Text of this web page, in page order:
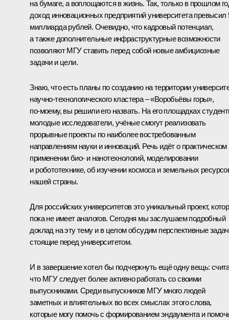
на бумаге, а воплощаются в жизнь. Так, только в прошлом
доход инновационных предприятий университета превысил
миллиарда рублей. Очевидно, что кадровый потенциал,
а также дополнительные инфраструктурные возможности
позволяют МГУ ставить перед собой новые амбициозные
задачи и цели.
Знаю, что есть планы по созданию на территории
научно-технологического кластера – «Воробьёвы горы»,
по‑моему, вы решили его назвать. На его площадках
молодые исследователи, учёные смогут реализовать
прорывные проекты по наиболее востребованным
направлениям науки и инноваций. Речь идёт о практическом
применении био- и нанотехнологий, моделировании
и робототехнике, об изучении космоса и земельных
нашей страны.
Для российских университетов это уникальный проект,
пока не имеет аналогов. Сегодня мы заслушаем подробный
доклад на эту тему и в целом обсудим перспективные
стоящие перед университетом.
И в завершение хотел бы подчеркнуть ещё одну вещь:
что МГУ следует более активно работать со своими
выпускниками. Среди выпускников МГУ много людей
заметных и влиятельных во всех смыслах этого слова,
которые могу помочь с формированием эндаумента и